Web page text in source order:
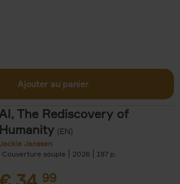
Ajouter au panier
The Rediscovery of
Humanity (EN)
Jackie Janssen
Couverture souple
2026 197
99